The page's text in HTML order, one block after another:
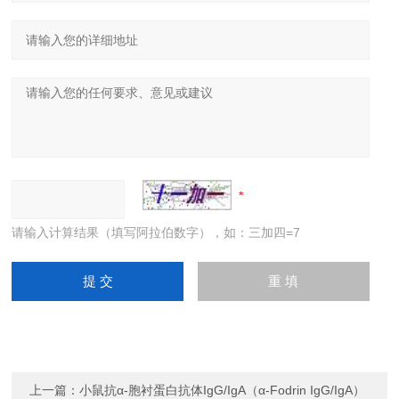
请输入计算结果（填写阿拉伯数字），如：三加四=7
上一篇：小鼠抗α-胞衬蛋白抗体IgG/IgA（α-Fodrin IgG/IgA）